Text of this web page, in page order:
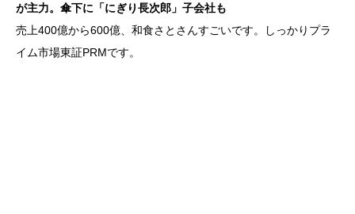
が主力。傘下に「にぎり長次郎」子会社も
売上400億から600億、和食さとさんすごいです。しっかりプラ
イム市場東証PRMです。